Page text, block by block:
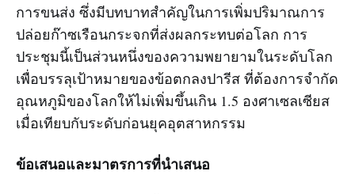
การขนส่ง ซึ่งมีบทบาทสำคัญในการเพิ่มปริมาณการ
ปล่อยก๊าซเรือนกระจกที่ส่งผลกระทบต่อโลก การ
ประชุมนี้เป็นส่วนหนึ่งของความพยายามในระดับโลก
เพื่อบรรลุเป้าหมายของข้อตกลงปารีส ที่ต้องการจำกัด
อุณหภูมิของโลกให้ไม่เพิ่มขึ้นเกิน 1.5 องศาเซลเซียส
เมื่อเทียบกับระดับก่อนยุคอุตสาหกรรม
ข้อเสนอและมาตรการที่นำเสนอ